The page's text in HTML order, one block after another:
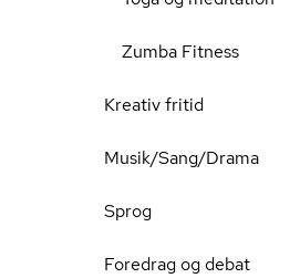
Zumba Fitness
Kreativ fritid
Musik/Sang/Drama
Sprog
Foredrag og debat